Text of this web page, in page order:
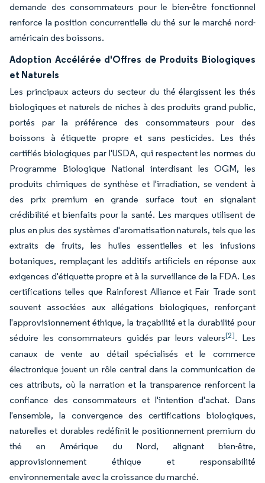
demande des consommateurs pour le bien-être fonctionnel
renforce la position concurrentielle du thé sur le marché nord-
américain des boissons.
Adoption Accélérée d'Offres de Produits Biologiques
et Naturels
Les principaux acteurs du secteur du thé élargissent les thés
biologiques et naturels de niches à des produits grand public,
portés par la préférence des consommateurs pour des
boissons à étiquette propre et sans pesticides. Les thés
certifiés biologiques par l'USDA, qui respectent les normes du
Programme Biologique National interdisant les OGM, les
produits chimiques de synthèse et l'irradiation, se vendent à
des prix premium en grande surface tout en signalant
crédibilité et bienfaits pour la santé. Les marques utilisent de
plus en plus des systèmes d'aromatisation naturels, tels que les
extraits de fruits, les huiles essentielles et les infusions
botaniques, remplaçant les additifs artificiels en réponse aux
exigences d'étiquette propre et à la surveillance de la FDA. Les
certifications telles que Rainforest Alliance et Fair Trade sont
souvent associées aux allégations biologiques, renforçant
l'approvisionnement éthique, la traçabilité et la durabilité pour
séduire les consommateurs guidés par leurs valeurs[2]. Les
canaux de vente au détail spécialisés et le commerce
électronique jouent un rôle central dans la communication de
ces attributs, où la narration et la transparence renforcent la
confiance des consommateurs et l'intention d'achat. Dans
l'ensemble, la convergence des certifications biologiques,
naturelles et durables redéfinit le positionnement premium du
thé en Amérique du Nord, alignant bien-être,
approvisionnement éthique et responsabilité
environnementale avec la croissance du marché.